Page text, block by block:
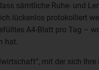
sämtliche Ruhe- und
lückenlos protokolliert
A4-Blatt pro Tag –
hat.
mit der sich